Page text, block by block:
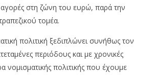
αγορές στη ζώνη του ευρώ, παρά την
τομέα.
πολιτική ξεδιπλώνει συνήθως τον
περιόδους και με χρονικές
νομισματικής πολιτικής που έχουμε